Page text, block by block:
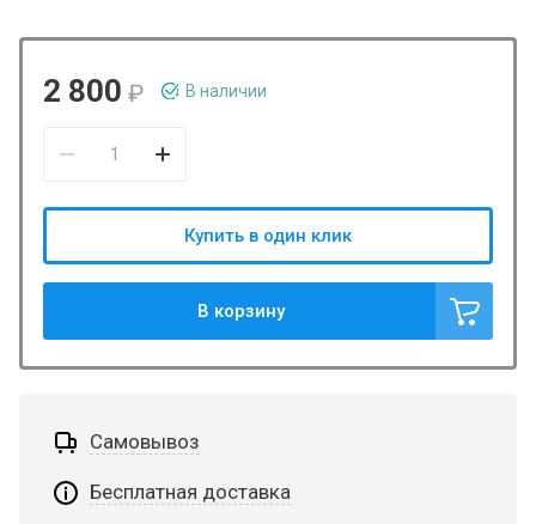
2 800 ₽ В наличии
В корзину
Купить в один клик
Самовывоз
Бесплатная доставка